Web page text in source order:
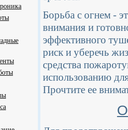
Борьба с огнем -
внимания и
эффективного
риск и уберечь
средства
использованию
Прочтите ее